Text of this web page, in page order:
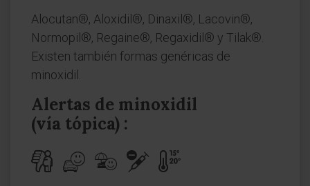
Alocutan®, Aloxidil®, Dinaxil®, Lacovin®,
Normopil®, Regaine®, Regaxidil® y Tilak®.
Existen también formas genéricas de
minoxidil.
Alertas de minoxidil
(vía tópica) :